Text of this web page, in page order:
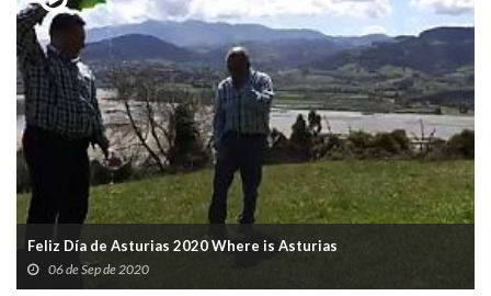
Feliz Día de Asturias 2020 Where is Asturias
06 de Sep de 2020